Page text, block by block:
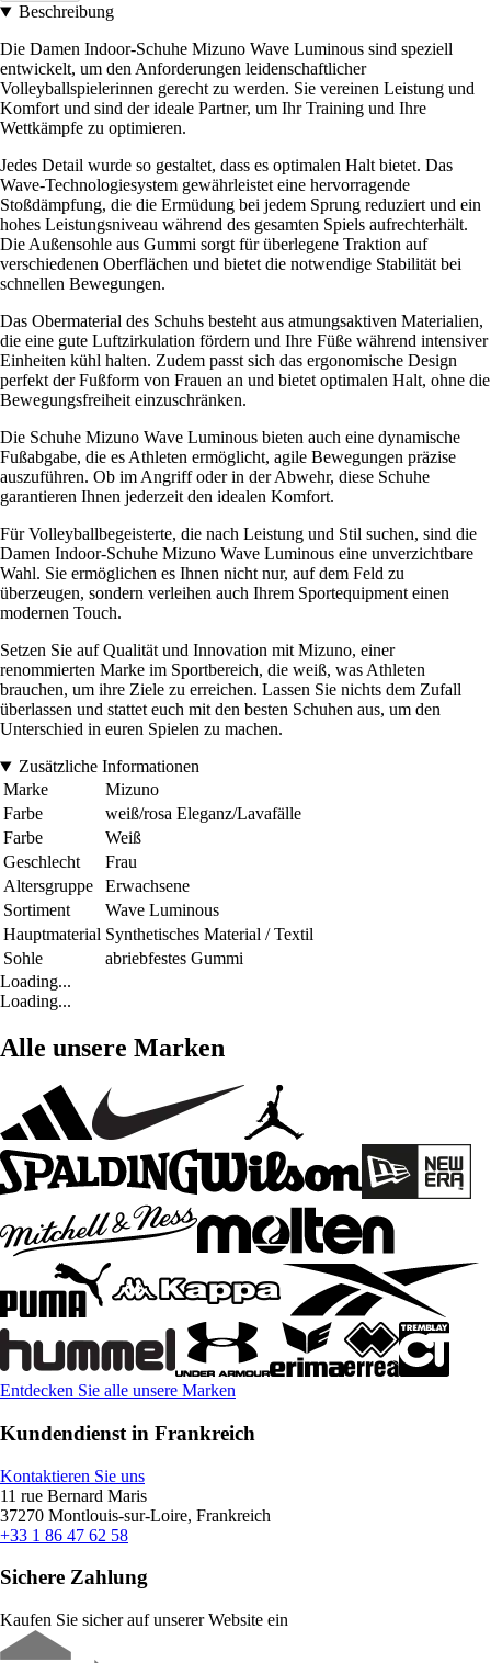
Beschreibung
Die Damen Indoor-Schuhe Mizuno Wave Luminous sind speziell
entwickelt, um den Anforderungen leidenschaftlicher
Volleyballspielerinnen gerecht zu werden. Sie vereinen Leistung und
Komfort und sind der ideale Partner, um Ihr Training und Ihre
Wettkämpfe zu optimieren.
Jedes Detail wurde so gestaltet, dass es optimalen Halt bietet. Das
Wave-Technologiesystem gewährleistet eine hervorragende
Stoßdämpfung, die die Ermüdung bei jedem Sprung reduziert und ein
hohes Leistungsniveau während des gesamten Spiels aufrechterhält.
Die Außensohle aus Gummi sorgt für überlegene Traktion auf
verschiedenen Oberflächen und bietet die notwendige Stabilität bei
schnellen Bewegungen.
Das Obermaterial des Schuhs besteht aus atmungsaktiven Materialien,
die eine gute Luftzirkulation fördern und Ihre Füße während intensiver
Einheiten kühl halten. Zudem passt sich das ergonomische Design
perfekt der Fußform von Frauen an und bietet optimalen Halt, ohne die
Bewegungsfreiheit einzuschränken.
Die Schuhe Mizuno Wave Luminous bieten auch eine dynamische
Fußabgabe, die es Athleten ermöglicht, agile Bewegungen präzise
auszuführen. Ob im Angriff oder in der Abwehr, diese Schuhe
garantieren Ihnen jederzeit den idealen Komfort.
Für Volleyballbegeisterte, die nach Leistung und Stil suchen, sind die
Damen Indoor-Schuhe Mizuno Wave Luminous eine unverzichtbare
Wahl. Sie ermöglichen es Ihnen nicht nur, auf dem Feld zu
überzeugen, sondern verleihen auch Ihrem Sportequipment einen
modernen Touch.
Setzen Sie auf Qualität und Innovation mit Mizuno, einer
renommierten Marke im Sportbereich, die weiß, was Athleten
brauchen, um ihre Ziele zu erreichen. Lassen Sie nichts dem Zufall
überlassen und stattet euch mit den besten Schuhen aus, um den
Unterschied in euren Spielen zu machen.
Zusätzliche Informationen
Marke
Mizuno
Farbe
weiß/rosa Eleganz/Lavafälle
Farbe
Weiß
Geschlecht
Frau
Altersgruppe
Erwachsene
Sortiment
Wave Luminous
Hauptmaterial Synthetisches Material / Textil
Sohle
abriebfestes Gummi
Loading...
Loading...
Alle unsere Marken
Entdecken Sie alle unsere Marken
Kundendienst in Frankreich
Kontaktieren Sie uns
11 rue Bernard Maris
37270 Montlouis-sur-Loire, Frankreich
+33 1 86 47 62 58
Sichere Zahlung
Kaufen Sie sicher auf unserer Website ein